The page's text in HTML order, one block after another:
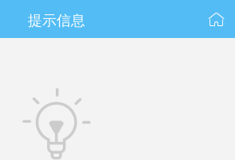

提示信息
